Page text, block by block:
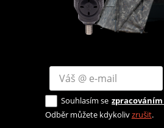
Souhlasím se
Odběr můžete kdykolivzrušit.